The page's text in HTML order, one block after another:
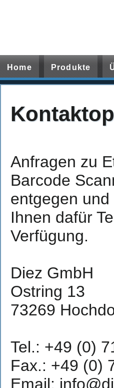
Home Produkte
Anfragen zu
Barcode
entgegen
Ihnen dafür
Verfügung.
Diez GmbH
Ostring 13
73269
Tel.: +49 (0)
Fax.: +49 (0)
Email: